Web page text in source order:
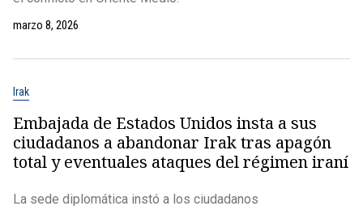
marzo 8, 2026
Irak
Embajada de Estados Unidos insta a sus
ciudadanos a abandonar Irak tras apagón
total y eventuales ataques del régimen iraní
La sede diplomática instó a los ciudadanos